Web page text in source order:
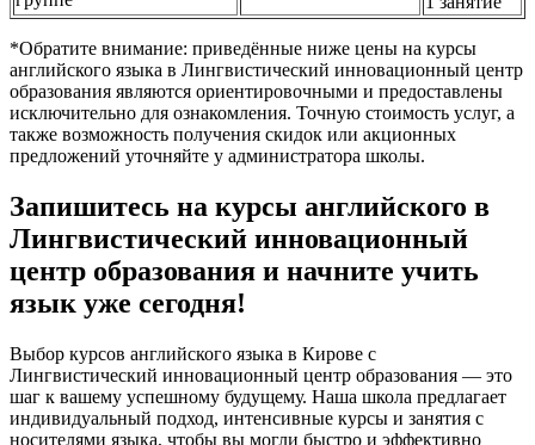
*Обратите внимание: приведённые ниже цены на курсы
английского языка в Лингвистический инновационный центр
образования являются ориентировочными и предоставлены
исключительно для ознакомления. Точную стоимость услуг, а
также возможность получения скидок или акционных
предложений уточняйте у администратора школы.
Запишитесь на курсы английского в
Лингвистический инновационный
центр образования и начните учить
язык уже сегодня!
Выбор курсов английского языка в Кирове с
Лингвистический инновационный центр образования — это
шаг к вашему успешному будущему. Наша школа предлагает
индивидуальный подход, интенсивные курсы и занятия с
носителями языка, чтобы вы могли быстро и эффективно